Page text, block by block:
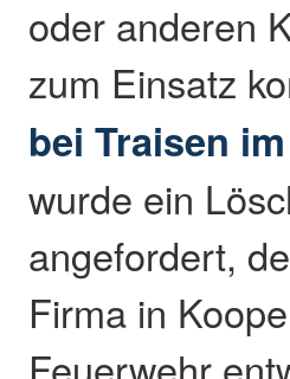
oder anderen
zum Einsatz
bei Traisen
wurde ein
angefordert,
Firma in